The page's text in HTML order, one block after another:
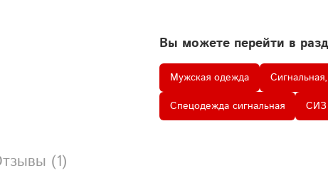
Вы можете перейти в
Мужская одежда
Спецодежда сигнальная
СИЗ
(1)